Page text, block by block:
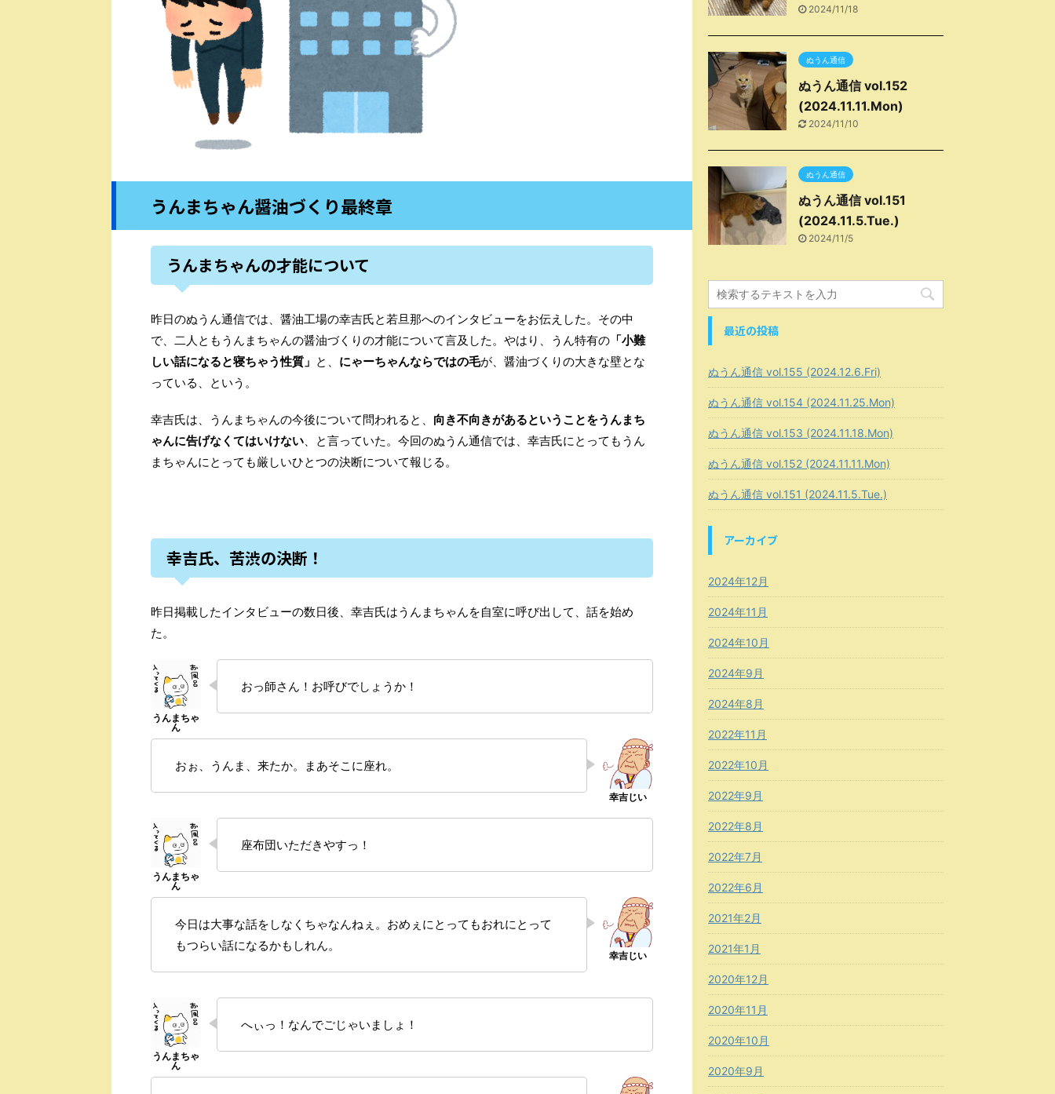
うんまちゃん醤油づくり最終章
うんまちゃんの才能について
昨日のぬうん通信では、醤油工場の幸吉氏と若旦那へのインタビューをお伝えした。その中
で、二人ともうんまちゃんの醤油づくりの才能について言及した。やはり、うん特有の 「小難
しい話になると寝ちゃう性質」 と、 にゃーちゃんならではの毛が、醤油づくりの大きな壁とな
っている、という。
幸吉氏は、うんまちゃんの今後について問われると、 向き不向きがあるということをうんまち
ゃんに告げなくてはいけない、と言っていた。今回のぬうん通信では、幸吉氏にとってもうん
まちゃんにとっても厳しいひとつの決断について報じる。
幸吉氏、苦渋の決断！
昨日掲載したインタビューの数日後、幸吉氏はうんまちゃんを自室に呼び出して、話を始め
た。
おっ師さん！お呼びでしょうか！
おぉ、うんま、来たか。まあそこに座れ。
座布団いただきやすっ！
今日は大事な話をしなくちゃなんねぇ。おめぇにとってもおれにとって
もつらい話になるかもしれん。
へぃっ！なんでごじゃいましょ！
2024/11/18
ぬうん通信
ぬうん通信 vol.152
(2024.11.11.Mon)
2024/11/10
ぬうん通信
ぬうん通信 vol.151
(2024.11.5.Tue.)
2024/11/5
最近の投稿
ぬうん通信 vol.155 (2024.12.6.Fri)
ぬうん通信 vol.154 (2024.11.25.Mon)
ぬうん通信 vol.153 (2024.11.18.Mon)
ぬうん通信 vol.152 (2024.11.11.Mon)
ぬうん通信 vol.151 (2024.11.5.Tue.)
アーカイブ
2024年12月
2024年11月
2024年10月
2024年9月
2024年8月
2022年11月
2022年10月
2022年9月
2022年8月
2022年7月
2022年6月
2021年2月
2021年1月
2020年12月
2020年11月
2020年10月
2020年9月